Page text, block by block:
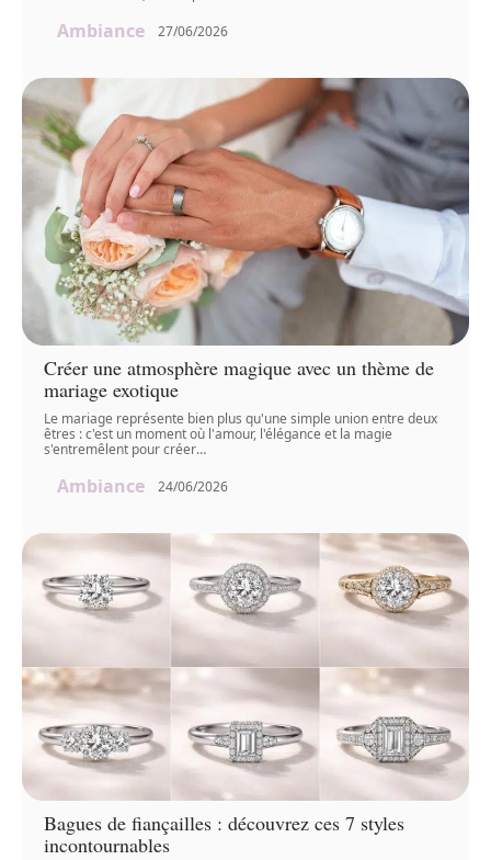
Ambiance 27/06/2026
Créer une atmosphère magique avec un thème de
mariage exotique
Le mariage représente bien plus qu'une simple union entre deux
êtres : c'est un moment où l'amour, l'élégance et la magie
s'entremêlent pour créer…
Ambiance 24/06/2026
Bagues de fiançailles : découvrez ces 7 styles
incontournables